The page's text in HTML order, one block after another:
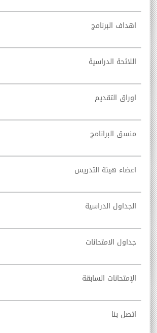
اهداف البرنامج
اللائحة الدراسية
اوراق التقديم
منسق البرانامج
اعضاء هيئة التدريس
الجداول الدراسية
جداول الامتحانات
الإمتحانات السابقة
اتصل بنا